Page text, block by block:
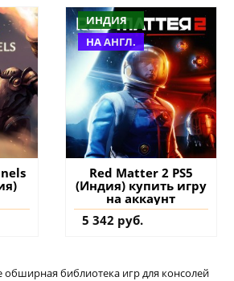
ИНДИЯ
НА АНГЛ.
Red Matter 2 PS5
(Индия) купить игру
на аккаунт
5 342 руб.
библиотека игр для консолей